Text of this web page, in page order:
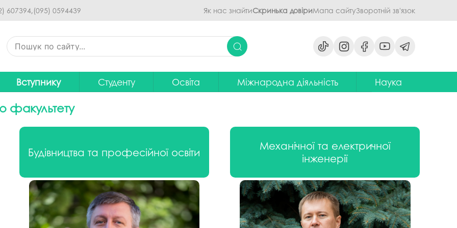
Перейти до основного
607394,(095) 0594439 Як нас знайтиСкринька довіриМапа сайтуЗворотній зв'язок
Вступнику
Приймальна комісія
навчання
Зимовий вступ
Європейська освіта без ЗНО
Студенту
Оплата за навчання
Практика
Студентський Сенат
університету
Освіта
Проєкти ОП для обговорення
Графік освітнього процесу
Положення про освітню діяльність
Громадське обговорення
нормативних документів
Міжнародна діяльність
Центр європейської освіти та
іноземних мов
Стратегія інтернаціоналізації
ПДАУ до 2030 року
Паралельний європейський
диплом. Навчання в Польші
Проєкт програми Еразмус+,
Наука
наукові школи
ЦККНО
Стартап-школа «ПроБізнес»
Інформаційно-
консультаційний центр
міжнародного методичного
забезпечення
факультету
Будівництва та професійної освіти
Механічної та електричної
інженерії